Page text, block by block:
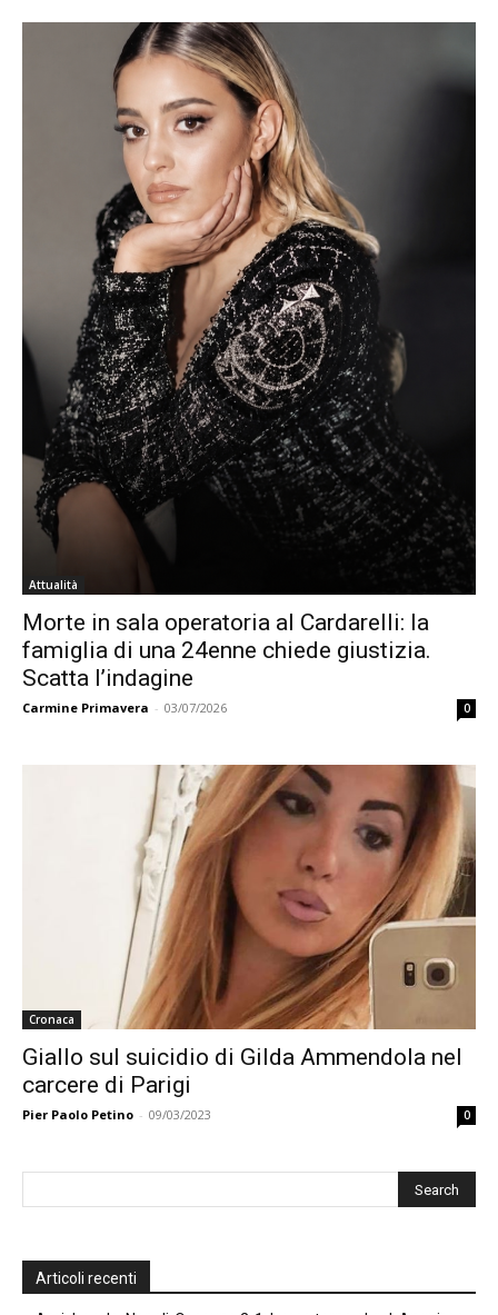
Attualità
Morte in sala operatoria al Cardarelli: la
famiglia di una 24enne chiede giustizia.
Scatta l’indagine
Carmine Primavera - 03/07/2026 0
Cronaca
Giallo sul suicidio di Gilda Ammendola nel
carcere di Parigi
Pier Paolo Petino - 09/03/2023 0
Articoli recenti